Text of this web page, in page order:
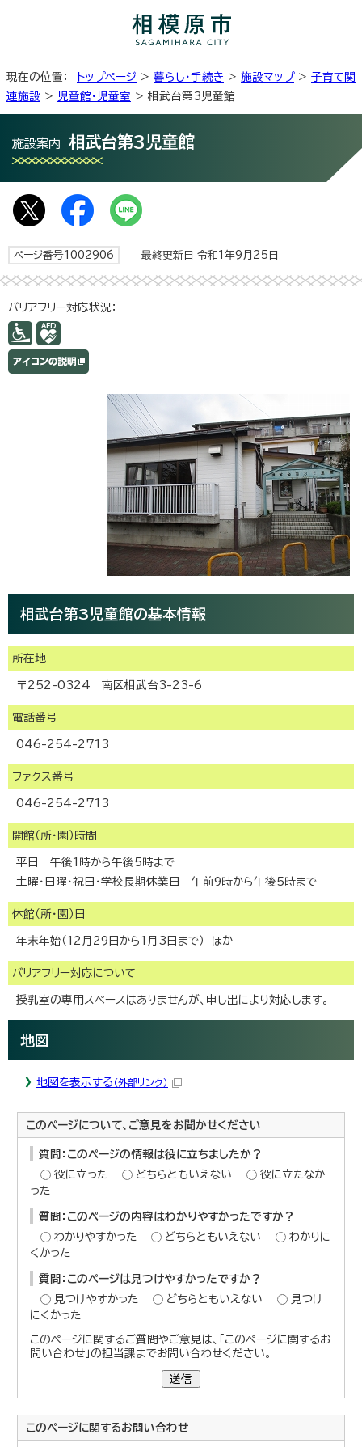
現在の位置： トップページ > 暮らし・手続き > 施設マップ> 子育て関
連施設 > 児童館・児童室 > 相武台第3児童館
施設案内 相武台第3児童館
ページ番号1002906 最終更新日 令和1年9月25日
バリアフリー対応状況：
相武台第3児童館の基本情報
所在地
〒252-0324 南区相武台3-23-6
電話番号
046-254-2713
ファクス番号
046-254-2713
開館（所・園）時間
平日 午後1時から午後5時まで
土曜・日曜・祝日・学校長期休業日 午前9時から午後5時まで
休館（所・園）日
年末年始（12月29日から1月3日まで） ほか
バリアフリー対応について
授乳室の専用スペースはありませんが、申し出により対応します。
地図
地図を表示する （外部リンク）
このページについて、ご意見をお聞かせください
質問：このページの情報は役に立ちましたか？
役に立った
どちらともいえない
役に立たなか
った
質問：このページの内容はわかりやすかったですか？
わかりやすかった
どちらともいえない
わかりに
くかった
質問：このページは見つけやすかったですか？
見つけやすかった
どちらともいえない
見つけ
にくかった
このページに関するご質問やご意見は、「このページに関するお
問い合わせ」の担当課までお問い合わせください。
送信
このページに関するお問い合わせ